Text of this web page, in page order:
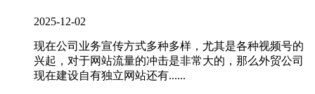
2025-12-02
现在公司业务宣传方式多种多样，尤其是各种视频号的
兴起，对于网站流量的冲击是非常大的，那么外贸公司
现在建设自有独立网站还有......